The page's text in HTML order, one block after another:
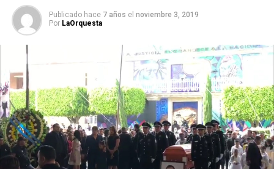
Publicado hace 7 años el noviembre 3, 2019
Por LaOrquesta